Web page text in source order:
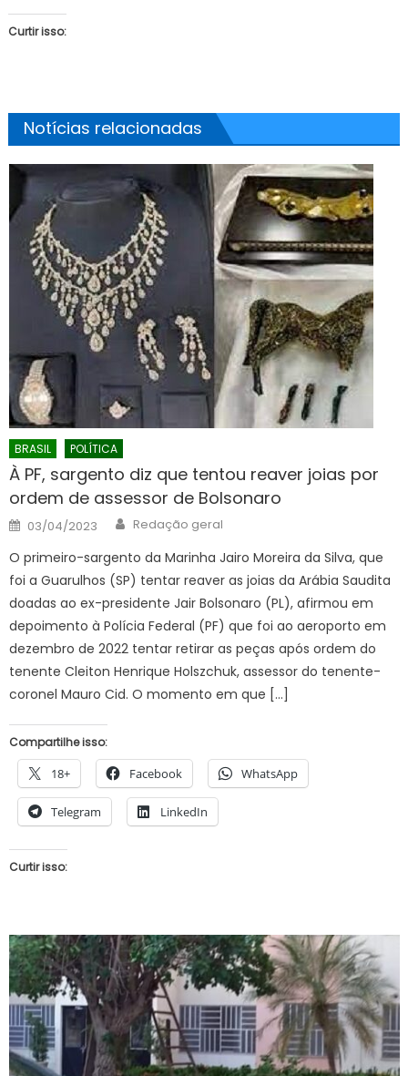
Curtir isso:
Notícias relacionadas
BRASIL POLÍTICA
À PF, sargento diz que tentou reaver joias por
ordem de assessor de Bolsonaro
Posted
on
03/04/2023 Author
Redação geral
O primeiro-sargento da Marinha Jairo Moreira da Silva, que
foi a Guarulhos (SP) tentar reaver as joias da Arábia Saudita
doadas ao ex-presidente Jair Bolsonaro (PL), afirmou em
depoimento à Polícia Federal (PF) que foi ao aeroporto em
dezembro de 2022 tentar retirar as peças após ordem do
tenente Cleiton Henrique Holszchuk, assessor do tenente-
coronel Mauro Cid. O momento em que […]
Compartilhe isso:
18+ Facebook WhatsApp
Telegram LinkedIn
Curtir isso: